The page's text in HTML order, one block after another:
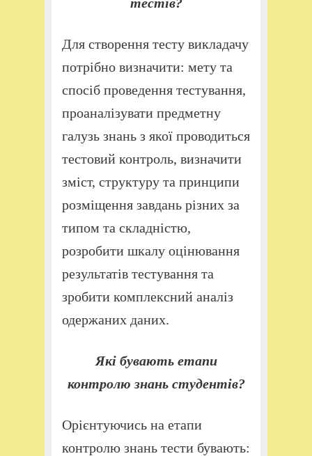
Для створення тесту викладачу
потрібно визначити: мету та
спосіб проведення тестування,
проаналізувати предметну
галузь знань з якої проводиться
тестовий контроль, визначити
зміст, структуру та принципи
розміщення завдань різних за
типом та складністю,
розробити шкалу оцінювання
результатів тестування та
зробити комплексний аналіз
одержаних даних.
Які бувають етапи
контролю знань студентів?
Орієнтуючись на етапи
контролю знань тести бувають: